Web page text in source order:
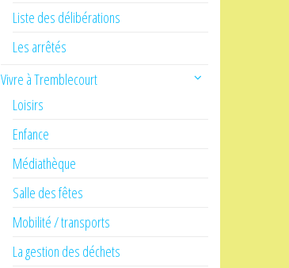
Liste des délibérations
Les arrêtés
Vivre à Tremblecourt
Loisirs
Enfance
Médiathèque
Salle des fêtes
Mobilité / transports
La gestion des déchets